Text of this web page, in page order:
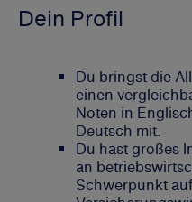
Dein Profil
Du bringst die
einen
Noten in
Deutsch mit.
Du hast großes
an
Schwerpunkt